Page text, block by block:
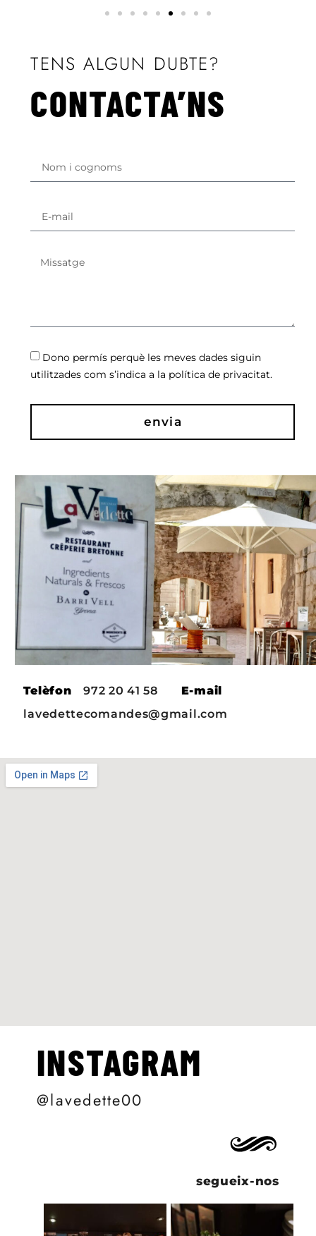
TENS ALGUN DUBTE?
CONTACTA’NS
Dono permís perquè les meves dades siguin
utilitzades com s’indica a la política de privacitat.
envia
Telèfon972 20 41 58
E-mail
lavedettecomandes@gmail.com
INSTAGRAM
@lavedette00
segueix-nos